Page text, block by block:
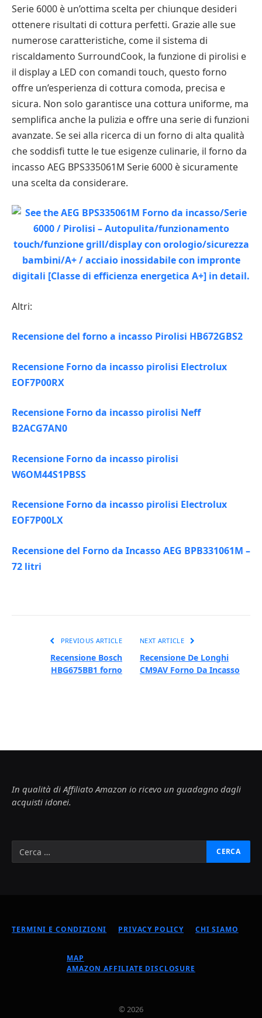
Serie 6000 è un’ottima scelta per chiunque desideri
ottenere risultati di cottura perfetti. Grazie alle sue
numerose caratteristiche, come il sistema di
riscaldamento SurroundCook, la funzione di pirolisi e
il display a LED con comandi touch, questo forno
offre un’esperienza di cottura comoda, precisa e
sicura. Non solo garantisce una cottura uniforme, ma
semplifica anche la pulizia e offre una serie di funzioni
avanzate. Se sei alla ricerca di un forno di alta qualità
che soddisfi tutte le tue esigenze culinarie, il forno da
incasso AEG BPS335061M Serie 6000 è sicuramente
una scelta da considerare.
Altri:
Recensione del forno a incasso Pirolisi HB672GBS2
Recensione Forno da incasso pirolisi Electrolux
EOF7P00RX
Recensione Forno da incasso pirolisi Neff
B2ACG7AN0
Recensione Forno da incasso pirolisi
W6OM44S1PBSS
Recensione Forno da incasso pirolisi Electrolux
EOF7P00LX
Recensione del Forno da Incasso AEG BPB331061M –
72 litri
PREVIOUS ARTICLE
Recensione Bosch
HBG675BB1 forno
NEXT ARTICLE
Recensione De Longhi
CM9AV Forno Da Incasso
In qualità di Affiliato Amazon io ricevo un guadagno dagli
acquisti idonei.
TERMINI E CONDIZIONI PRIVACY POLICY CHI SIAMO
MAP
AMAZON AFFILIATE DISCLOSURE
© 2026